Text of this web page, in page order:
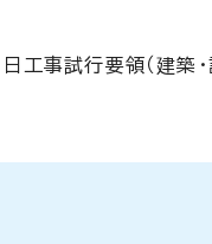
事試行要領（建築・